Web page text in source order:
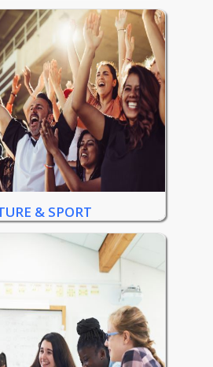
& SPORT